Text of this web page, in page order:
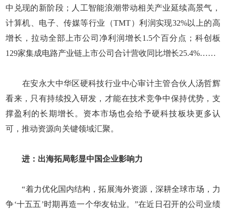
中兑现的新阶段；人工智能浪潮带动相关产业延续高景气，
计算机、电子、传媒等行业（TMT）利润实现32%以上的高
增长，拉动全部上市公司净利润增长1.5个百分点；科创板
129家集成电路产业链上市公司合计营收同比增长25.4%……
在安永大中华区硬科技行业中心审计主管合伙人汤哲辉
看来，只有持续投入研发，才能在技术竞争中保持优势，支
撑盈利的长期增长。资本市场也会给予硬科技板块更多认
可，推动资源向关键领域汇聚。
进：出海拓局彰显中国企业影响力
“着力优化国内结构，拓展海外资源，深耕全球市场，力
争‘十五五’时期再造一个华友钴业。”在近日召开的公司业绩